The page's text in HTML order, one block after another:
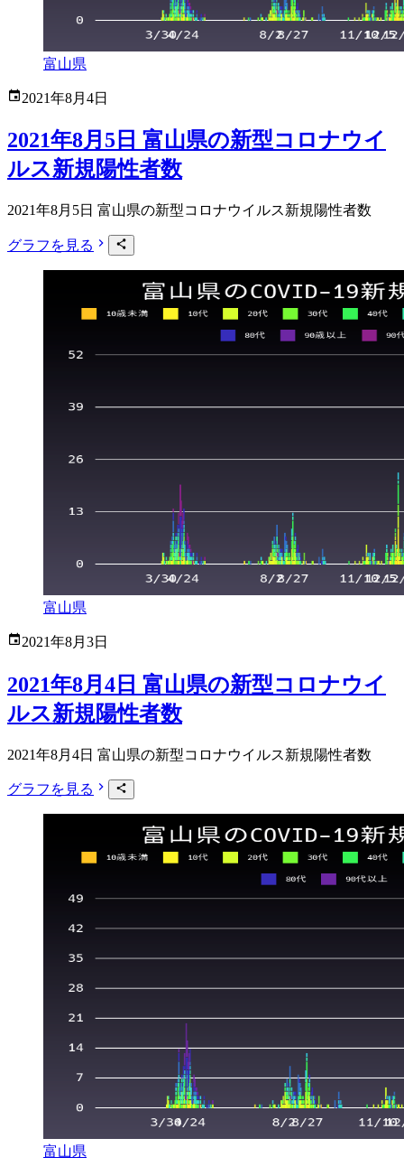
富山県
2021年8月4日
2021年8月5日 富山県の新型コロナウイ
ルス新規陽性者数
2021年8月5日 富山県の新型コロナウイルス新規陽性者数
グラフを見る
富山県
2021年8月3日
2021年8月4日 富山県の新型コロナウイ
ルス新規陽性者数
2021年8月4日 富山県の新型コロナウイルス新規陽性者数
グラフを見る
富山県